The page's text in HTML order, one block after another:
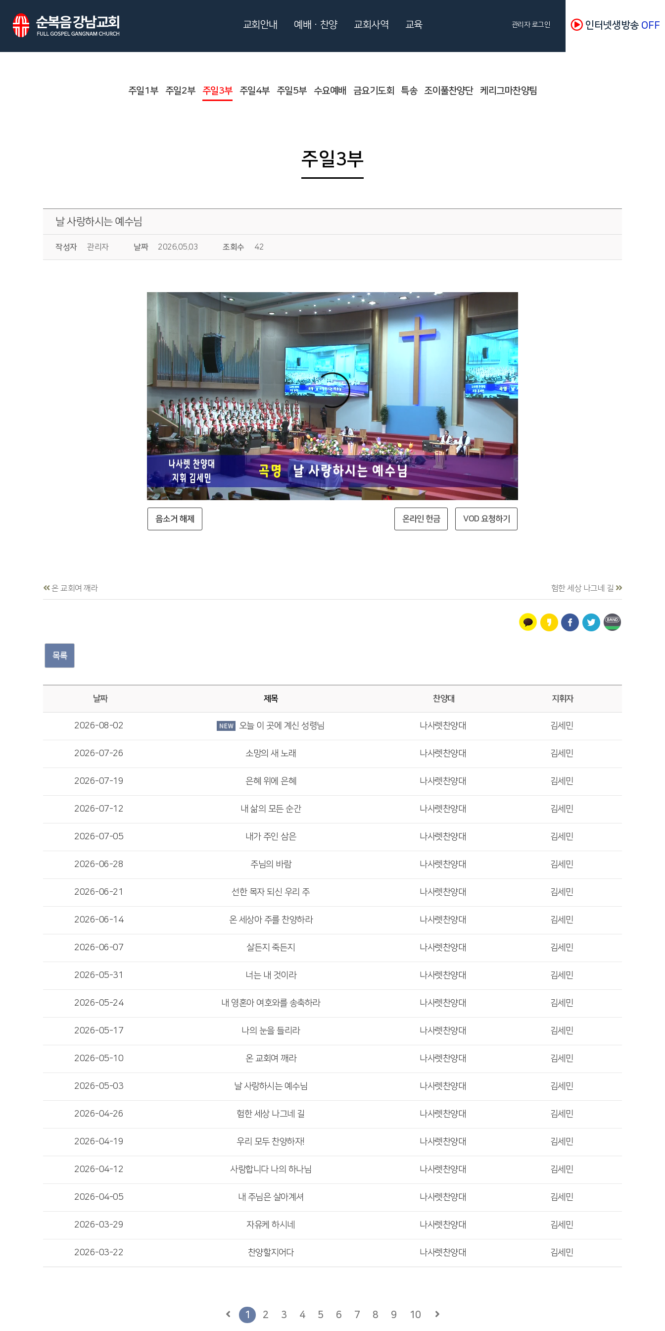
주일1부 주일2부 주일3부 주일4부 주일5부 수요예배 금요기도회 특송 조이풀찬양단 케리그마찬양팀
주일3부
날 사랑하시는 예수님
작성자 관리자 날짜 2026.05.03 조회수 42
음소거 해제 VOD 요청하기
온라인 헌금
온 교회여 깨라 험한 세상 나그네 길
목록
날짜 제목 찬양대 지휘자
2026-08-02 오늘 이 곳에 계신 성령님 나사렛찬양대 김세민
2026-07-26 소망의 새 노래 나사렛찬양대 김세민
2026-07-19 은혜 위에 은혜 나사렛찬양대 김세민
2026-07-12 내 삶의 모든 순간 나사렛찬양대 김세민
2026-07-05 내가 주인 삼은 나사렛찬양대 김세민
2026-06-28 주님의 바람 나사렛찬양대 김세민
2026-06-21 선한 목자 되신 우리 주 나사렛찬양대 김세민
2026-06-14 온 세상아 주를 찬양하라 나사렛찬양대 김세민
2026-06-07 살든지 죽든지 나사렛찬양대 김세민
2026-05-31 너는 내 것이라 나사렛찬양대 김세민
2026-05-24 내 영혼아 여호와를 송축하라 나사렛찬양대 김세민
2026-05-17 나의 눈을 들리라 나사렛찬양대 김세민
2026-05-10 온 교회여 깨라 나사렛찬양대 김세민
2026-05-03 날 사랑하시는 예수님 나사렛찬양대 김세민
2026-04-26 험한 세상 나그네 길 나사렛찬양대 김세민
2026-04-19 우리 모두 찬양하자! 나사렛찬양대 김세민
2026-04-12 사랑합니다 나의 하나님 나사렛찬양대 김세민
2026-04-05 내 주님은 살아계셔 나사렛찬양대 김세민
2026-03-29 자유케 하시네 나사렛찬양대 김세민
2026-03-22 찬양할지어다 나사렛찬양대 김세민
1 2 3 4 5 6 7 8 9 10
교회안내 예배ㆍ찬양 교회사역 교육 관리자 로그인 인터넷생방송 OFF